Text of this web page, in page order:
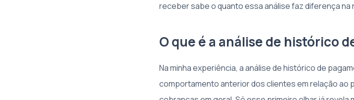
receber sabe o quanto essa análise faz diferença na
O que é a análise de histórico
Na minha experiência, a análise de histórico de
comportamento anterior dos clientes em relação ao